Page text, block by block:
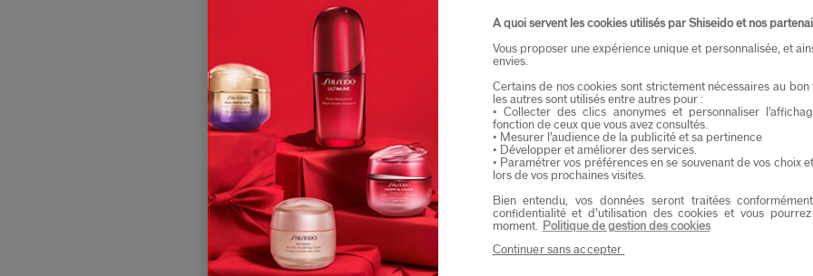
A quoi servent les cookies utilisés par Shiseido et nos
Vous proposer une expérience unique et personnalisée, et
envies.
Certains de nos cookies sont strictement nécessaires au
les autres sont utilisés entre autres pour :
• Collecter des clics anonymes et personnaliser
fonction de ceux que vous avez consultés.
• Mesurer l’audience de la publicité et sa pertinence
• Développer et améliorer des services.
• Paramétrer vos préférences en se souvenant de vos choix
lors de vos prochaines visites.
Bien entendu, vos données seront traitées
confidentialité et d’utilisation des cookies et vous
moment. Politique de gestion des cookies
Continuer sans accepter